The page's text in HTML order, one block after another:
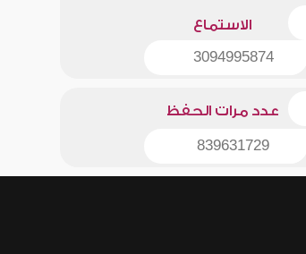
الاستماع
3094995874
عدد مرات الحفظ
839631729